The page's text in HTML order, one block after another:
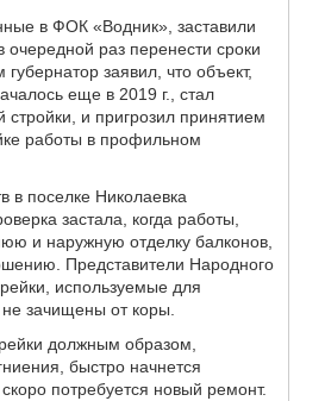
в ФОК «Водник», заставили
очередной раз перенести сроки
заявил, что объект,
еще в 2019 г., стал
и пригрозил принятием
работы в профильном
в поселке Николаевка
застала, когда работы,
и наружную отделку балконов,
Представители Народного
используемые для
не зачищены от коры.
должным образом,
быстро начнется
потребуется новый ремонт.